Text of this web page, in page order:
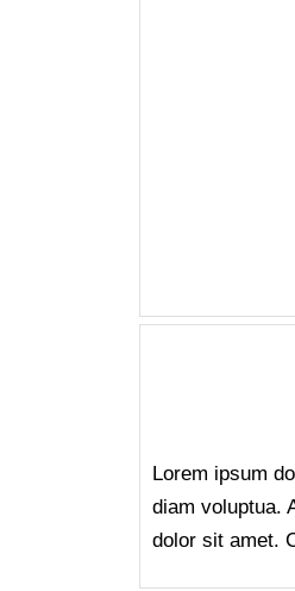
Lorem ipsum
diam voluptua.
dolor sit amet.